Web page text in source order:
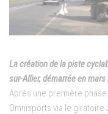
La création de la piste
sur-Allier, démarrée en
Après une première
Omnisports via le giratoire